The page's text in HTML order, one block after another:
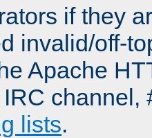
if they
invalid/off-
Apache
channel,
lists.